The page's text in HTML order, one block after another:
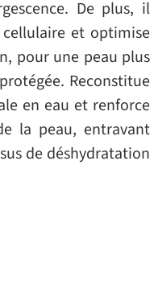
De plus, il
et optimise
pour une peau plus
Reconstitue
en eau et renforce
la peau, entravant
de déshydratation